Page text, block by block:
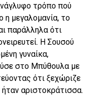
τρόπο πού
η μεγαλομανία, το
παράλληλα ότι
Η Σουσού
γυναίκα,
στο Μπύθουλα με
ότι ξεχώριζε
αριστοκράτισσα.